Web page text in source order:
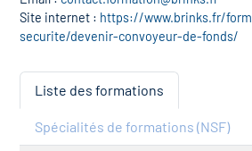
Site internet : https://www.brinks.fr/
securite/devenir-convoyeur-de-fonds/
Liste des formations
Spécialités de formations (NSF)